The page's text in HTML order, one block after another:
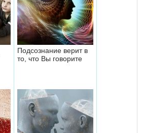
Подсознание верит в
то, что Вы говорите